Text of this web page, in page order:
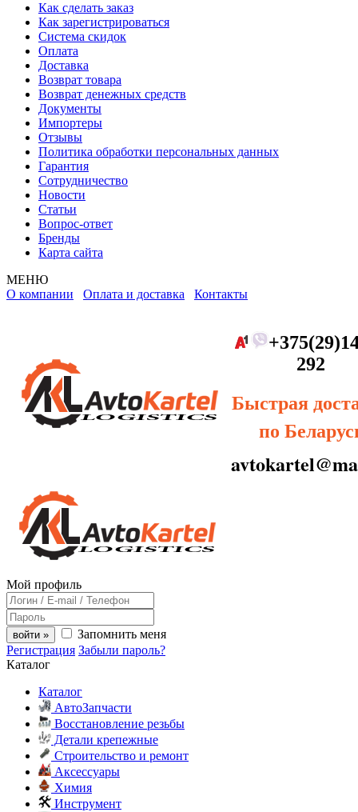
Как сделать заказ
Как зарегистрироваться
Система скидок
Оплата
Доставка
Возврат товара
Возврат денежных средств
Документы
Импортеры
Отзывы
Политика обработки персональных данных
Гарантия
Сотрудничество
Новости
Статьи
Вопрос-ответ
Бренды
Карта сайта
МЕНЮ
О компании Оплата и доставка Контакты
292
Быстрая
по
Мой профиль
войти »
Запомнить меня
Регистрация Забыли пароль?
Каталог
Каталог
АвтоЗапчасти
Восстановление резьбы
Детали крепежные
Строительство и ремонт
Аксессуары
Химия
Инструмент